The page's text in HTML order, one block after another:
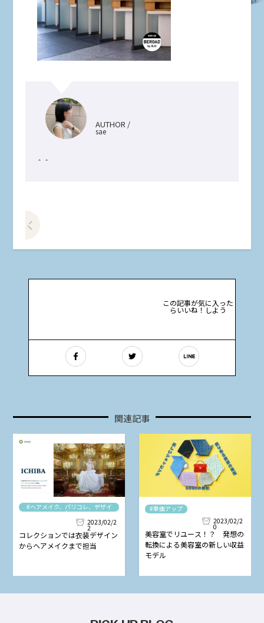
AUTHOR /
sae
＾＾
この記事が気に入った
らいいね！しよう
関連記事
#ヘアメイク、パリコレ、デザイ
ナー
2023/02/2
2
コレクションでは衣装デザイン
からヘアメイクまで担当
#単価アップ
2023/02/2
0
美容室でリユース！？ 発想の
転換による美容室の新しい収益
モデル